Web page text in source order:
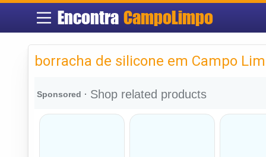
EncontraCampoLimpo
borracha de silicone em Campo